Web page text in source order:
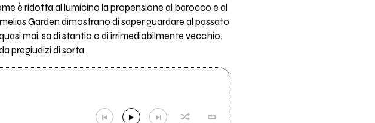
è ridotta al lumicino la propensione al barocco e al
Garden dimostrano di saper guardare al passato
mai, sa di stantio o di irrimediabilmente vecchio.
pregiudizi di sorta.